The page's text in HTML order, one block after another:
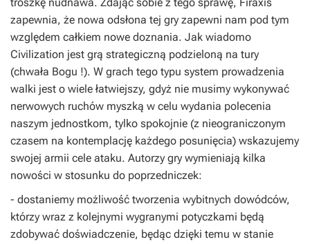
zapewnia, że nowa odsłona tej gry zapewni nam pod tym
względem całkiem nowe doznania. Jak wiadomo
Civilization jest grą strategiczną podzieloną na tury
(chwała Bogu !). W grach tego typu system prowadzenia
walki jest o wiele łatwiejszy, gdyż nie musimy wykonywać
nerwowych ruchów myszką w celu wydania polecenia
naszym jednostkom, tylko spokojnie (z nieograniczonym
czasem na kontemplację każdego posunięcia) wskazujemy
swojej armii cele ataku. Autorzy gry wymieniają kilka
nowości w stosunku do poprzedniczek:
- dostaniemy możliwość tworzenia wybitnych dowódców,
którzy wraz z kolejnymi wygranymi potyczkami będą
zdobywać doświadczenie, będąc dzięki temu w stanie